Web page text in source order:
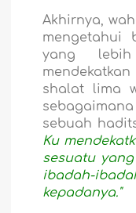
Akhirnya,
mengetahui
yang
shalat lima
sebuah
Ku
sesuatu
ibadah-
kepadanya."